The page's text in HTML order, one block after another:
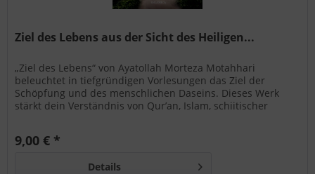
Ziel des Lebens aus der Sicht des Heiligen...
„Ziel des Lebens“ von Ayatollah Morteza Motahhari
beleuchtet in tiefgründigen Vorlesungen das Ziel der
Schöpfung und des menschlichen Daseins. Dieses Werk
stärkt dein Verständnis von Qur’an, Islam, schiitischer
9,00 € *
Details